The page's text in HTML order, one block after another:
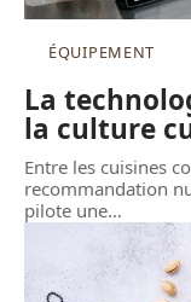
ÉQUIPEMENT
La
la culture
Entre les cuisines
recommandation
pilote une…